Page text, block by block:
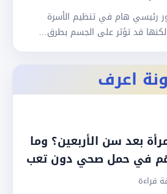
رئيسي هام في تنظيم الأسرة
لكنها قد تؤثر على الجسم بطرق…
اعرف
بعد سن الأربعين؟ وما
في حمل صحي دون تعب